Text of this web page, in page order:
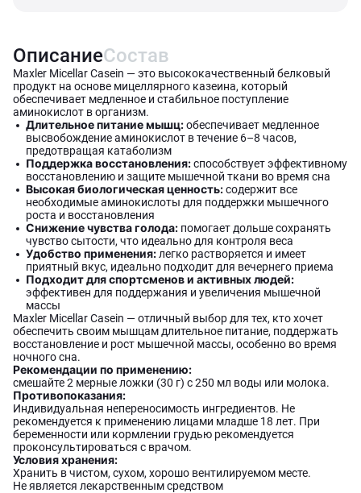
ОписаниеСостав
Maxler Micellar Casein — это высококачественный белковый
продукт на основе мицеллярного казеина, который
обеспечивает медленное и стабильное поступление
аминокислот в организм.
Длительное питание мышц:обеспечивает медленное
высвобождение аминокислот в течение 6–8 часов,
предотвращая катаболизм
Поддержка восстановления:способствует эффективному
восстановлению и защите мышечной ткани во время сна
Высокая биологическая ценность:содержит все
необходимые аминокислоты для поддержки мышечного
роста и восстановления
Снижение чувства голода: помогает дольше сохранять
чувство сытости, что идеально для контроля веса
Удобство применения:легко растворяется и имеет
приятный вкус, идеально подходит для вечернего приема
Подходит для спортсменов и активных людей:
эффективен для поддержания и увеличения мышечной
массы
Maxler Micellar Casein — отличный выбор для тех, кто хочет
обеспечить своим мышцам длительное питание, поддержать
восстановление и рост мышечной массы, особенно во время
ночного сна.
Рекомендации по применению:
смешайте 2 мерные ложки (30 г) с 250 мл воды или молока.
Противопоказания:
Индивидуальная непереносимость ингредиентов. Не
рекомендуется к применению лицами младше 18 лет. При
беременности или кормлении грудью рекомендуется
проконсультироваться с врачом.
Условия хранения:
Хранить в чистом, сухом, хорошо вентилируемом месте.
Не является лекарственным средством